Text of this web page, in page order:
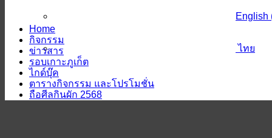
ไทย
English
Home
กิจกรรม
ข่าวสาร
รอบเกาะภูเก็ต
ไกด์บุ๊ค
ตารางกิจกรรม และโปรโมชั่น
ถือศีลกินผัก 2568